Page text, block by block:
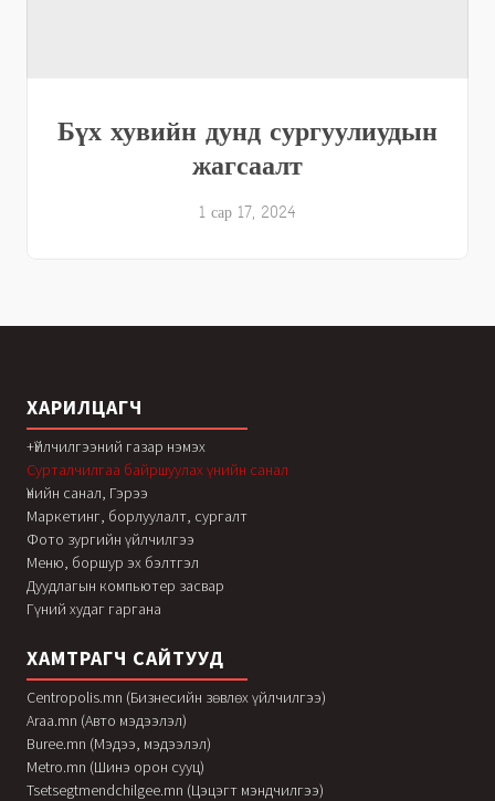
Бүх хувийн дунд сургуулиудын
жагсаалт
1 сар 17, 2024
ХАРИЛЦАГЧ
+Үйлчилгээний газар нэмэх
Сурталчилгаа байршуулах үнийн санал
Үнийн санал, Гэрээ
Маркетинг, борлуулалт, сургалт
Фото зургийн үйлчилгээ
Меню, боршур эх бэлтгэл
Дуудлагын компьютер засвар
Гүний худаг гаргана
ХАМТРАГЧ САЙТУУД
Centropolis.mn (Бизнесийн зөвлөх үйлчилгээ)
Araa.mn (Авто мэдээлэл)
Buree.mn (Мэдээ, мэдээлэл)
Metro.mn (Шинэ орон сууц)
Tsetsegtmendchilgee.mn (Цэцэгт мэндчилгээ)